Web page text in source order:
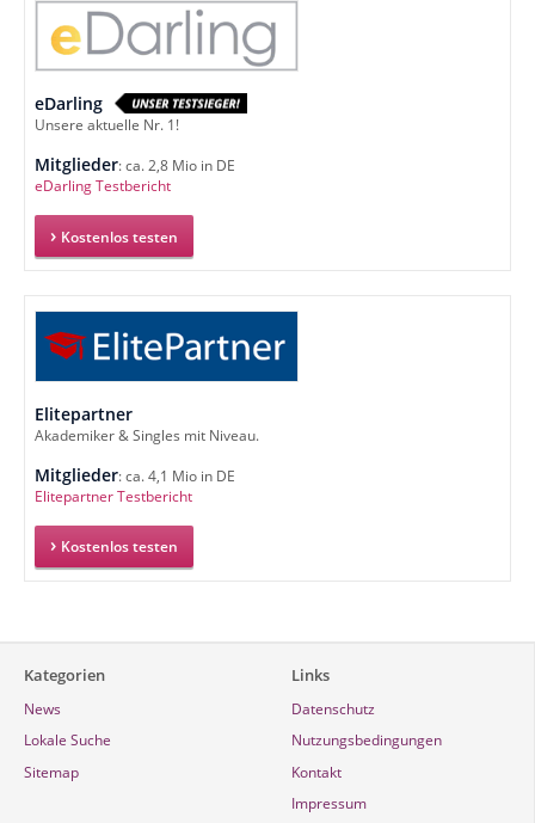
eDarling
Unsere aktuelle Nr. 1!
Mitglieder: ca. 2,8 Mio in DE
eDarling Testbericht
Kostenlos testen
Elitepartner
Akademiker & Singles mit Niveau.
Mitglieder: ca. 4,1 Mio in DE
Elitepartner Testbericht
Kostenlos testen
Kategorien
News
Lokale Suche
Sitemap
Links
Datenschutz
Nutzungsbedingungen
Kontakt
Impressum